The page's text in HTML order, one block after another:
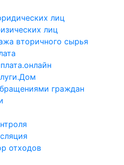
лиц
лиц
вторичного сырья
граждан
отходов